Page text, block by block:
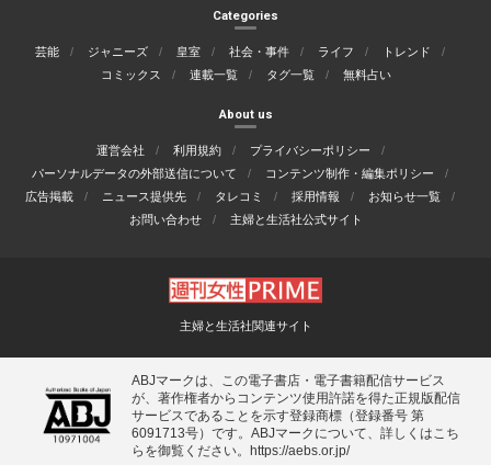
Categories
芸能 ジャニーズ 皇室 社会・事件 ライフ
トレンド
コミックス
連載一覧 タグ一覧 無料占い
About us
運営会社 利用規約
プライバシーポリシー
パーソナルデータの外部送信について
コンテンツ制作・編集ポリシー
広告掲載
ニュース提供先 タレコミ 採用情報
お知らせ一覧
お問い合わせ
主婦と生活社公式サイト
主婦と生活社関連サイト
ABJマークは、この電子書店・電子書籍配信サービス
が、著作権者からコンテンツ使用許諾を得た正規版配信
サービスであることを示す登録商標（登録番号 第
6091713号）です。ABJマークについて、詳しくはこち
らを御覧ください。 https://aebs.or.jp/